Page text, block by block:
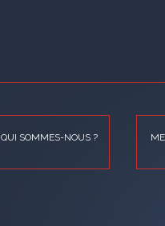
QUI SOMMES-NOUS ?